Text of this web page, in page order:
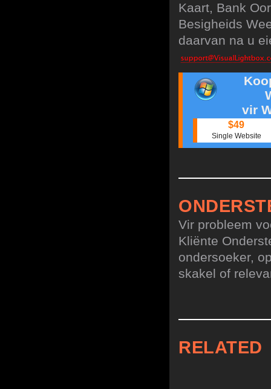
Kaart, Bank
Besigheids
daarvan na u
vir
$49
Single Website
Vir probleem
Kliënte
ondersoeker,
skakel of
RELATED